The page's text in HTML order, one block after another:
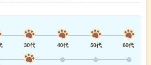
30代 40代 50代
60代